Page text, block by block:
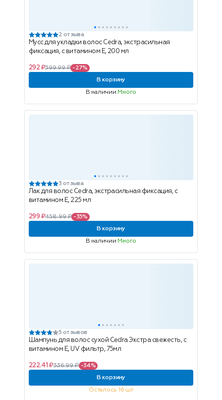
2 отзыва
Мусс для укладки волос Cedra, экстрасильная
фиксация, с витамином Е, 200 мл
292 ₽399.99 ₽ -27%
В корзину
В наличии Много
3 отзыва
Лак для волос Cedra, экстрасильная фиксация, с
витамином Е, 225 мл
299 ₽458.99 ₽ -35%
В корзину
В наличии Много
5 отзывов
Шампунь для волос сухой Cedra Экстра свежесть, с
витамином Е, UV фильтр, 75мл
222.41 ₽336.99 ₽ -34%
В корзину
Осталось 16 шт